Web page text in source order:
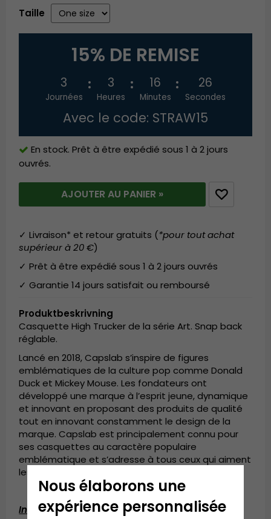
Taille
15% DE REMISE
3
Journées
3
Heures
16
Minutes
26
Secondes
Avec le code: STRAW15
En stock. Prêt à être expédié sous 1 à 2 jours
ouvrés.
AJOUTER AU PANIER »
✓ Livraison* et retour gratuits (*pour tout achat
supérieur à 20 €)
✓ Prêt à être expédié sous 1 à 2 jours ouvrés
✓ Garantie 14 jours satisfait ou remboursé
Produktbeskrivning
Casquette High Trucker de la série Art. Snap back
réglable.
Lancé en 2018, Capslab s’inspire de figures
emblématiques de la culture pop comme Donald
Duck et Mickey Mouse. Les fondateurs ont
développé une marque à l’esprit jeune, dynamique
et innovant en proposant des produits de qualité
tout en innovant constamment le design de la
marque. Capslab est principalement connu pour
ses casquettes au caractère populaire
emblématique et s’adresse à tous ceux qui aiment
les accessoires de mode originaux et modernes.
Informations détaillées:
Nous élaborons une
expérience personnalisée